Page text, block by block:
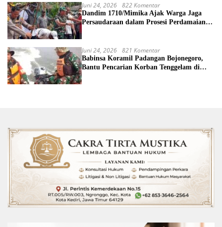
Juni 24, 2026 822 Komentar
Dandim 1710/Mimika Ajak Warga Jaga
Persaudaraan dalam Prosesi Perdamaian
Juni 24, 2026 821 Komentar
Babinsa Koramil Padangan Bojonegoro,
Bantu Pencarian Korban Tenggelam di